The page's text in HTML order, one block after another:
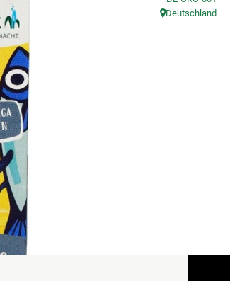
, Herkunft:
Deutschland